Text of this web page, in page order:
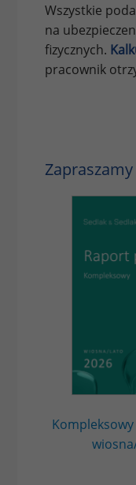
Wszystkie
na
fizycznych.
pracownik